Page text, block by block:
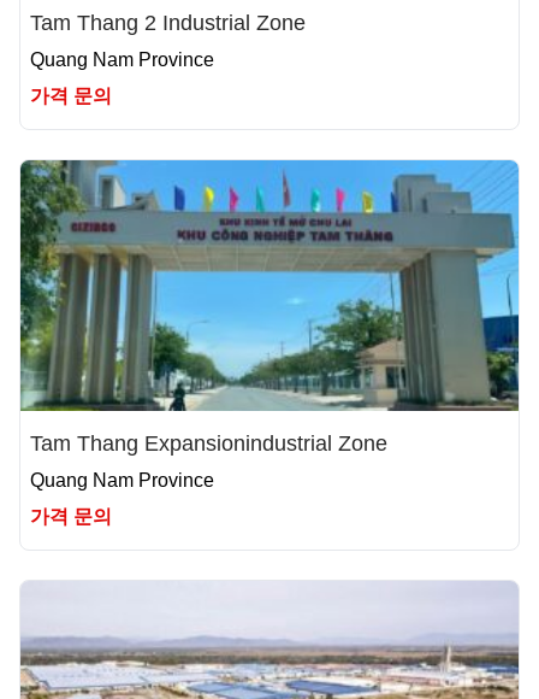
Tam Thang 2 Industrial Zone
Quang Nam Province
가격 문의
Tam Thang Expansionindustrial Zone
Quang Nam Province
가격 문의